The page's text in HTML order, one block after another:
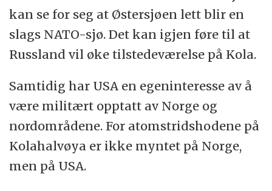
kan se for seg at Østersjøen lett blir en
slags NATO-sjø. Det kan igjen føre til at
Russland vil øke tilstedeværelse på Kola.
Samtidig har USA en egeninteresse av å
være militært opptatt av Norge og
nordområdene. For atomstridshodene på
Kolahalvøya er ikke myntet på Norge,
men på USA.